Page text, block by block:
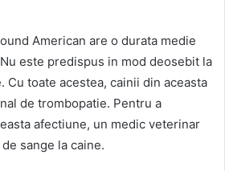
American are o durata medie
este predispus in mod deosebit la
Cu toate acestea, cainii din aceasta
de trombopatie. Pentru a
afectiune, un medic veterinar
sange la caine.